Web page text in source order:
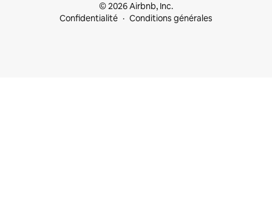
© 2026 Airbnb, Inc.
Confidentialité
Conditions générales